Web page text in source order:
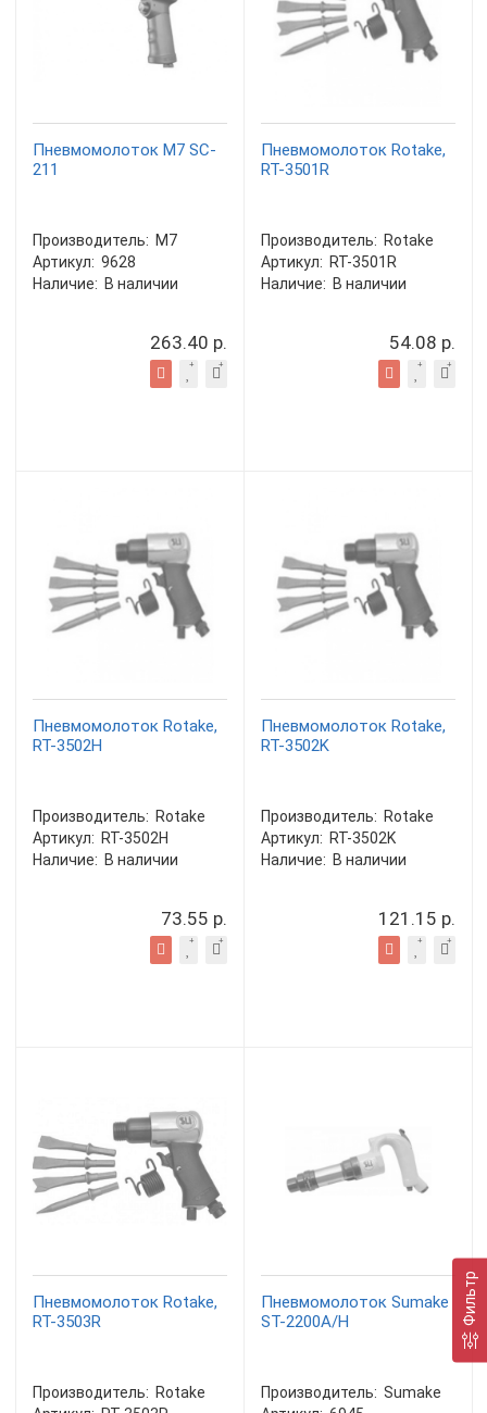
Фильтр
Пневмомолоток M7 SC-
211
Производитель: M7
Артикул: 9628
Наличие: В наличии
263.40 р.
Пневмомолоток Rotake,
RT-3501R
Производитель: Rotake
Артикул: RT-3501R
Наличие: В наличии
54.08 р.
Пневмомолоток Rotake,
RT-3502H
Производитель: Rotake
Артикул: RT-3502H
Наличие: В наличии
73.55 р.
Пневмомолоток Rotake,
RT-3502K
Производитель: Rotake
Артикул: RT-3502K
Наличие: В наличии
121.15 р.
Пневмомолоток Rotake,
RT-3503R
Производитель: Rotake
Пневмомолоток Sumake
ST-2200A/H
Производитель: Sumake